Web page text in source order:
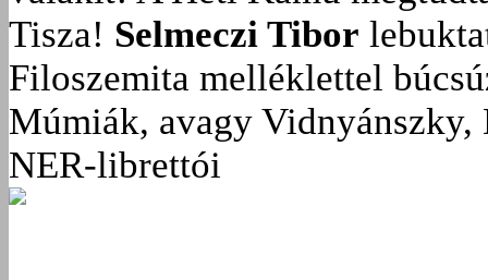
Tisza! Selmeczi Tibor
Filoszemita melléklettel
Múmiák, avagy Vidnyánszky,
NER-librettói